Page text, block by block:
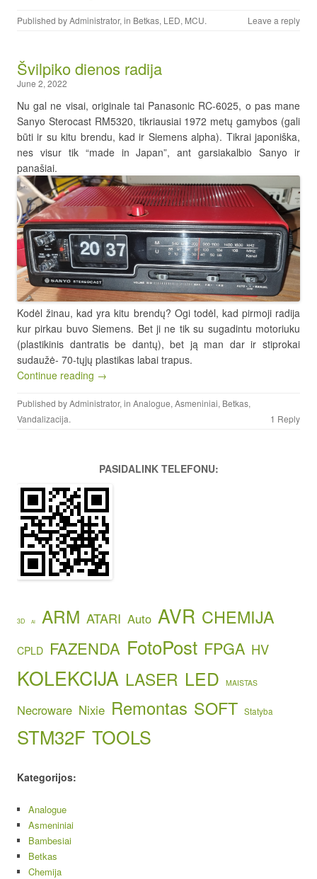
Published byAdministrator, in Betkas, LED, MCU. Leave a reply
Švilpiko dienos radija
June 2, 2022
Nu gal ne visai, originale tai Panasonic RC-6025, o pas mane
Sanyo Sterocast RM5320, tikriausiai 1972 metų gamybos (gali
būti ir su kitu brendu, kad ir Siemens alpha). Tikrai japoniška,
nes visur tik “made in Japan”, ant garsiakalbio Sanyo ir
panašiai.
Kodėl žinau, kad yra kitu brendų? Ogi todėl, kad pirmoji radija
kur pirkau buvo Siemens. Bet ji ne tik su sugadintu motoriuku
(plastikinis dantratis be dantų), bet ją man dar ir stiprokai
sudaužė- 70-tųjų plastikas labai trapus.
Continue reading →
Published byAdministrator, in Analogue, Asmeniniai, Betkas,
Vandalizacija. 1 Reply
PASIDALINK TELEFONU:
3D AI ARM ATARI Auto AVR CHEMIJA
CPLD FAZENDA FotoPost FPGA HV
KOLEKCIJA LASER LED MAISTAS
Necroware Nixie Remontas SOFT Statyba
STM32F TOOLS
Kategorijos:
Analogue
Asmeniniai
Bambesiai
Betkas
Chemija